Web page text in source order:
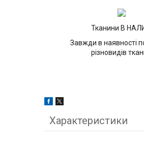
Тканини В
Завжди в наявності
різновидів
Характеристики